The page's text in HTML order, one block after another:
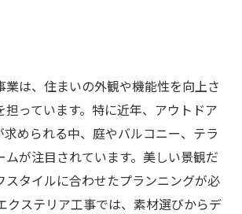
業は、住まいの外観や機能性を向上さ
っています。特に近年、アウトドア
求められる中、庭やバルコニー、テラ
ムが注目されています。美しい景観だ
スタイルに合わせたプランニングが必
クステリア工事では、素材選びからデ